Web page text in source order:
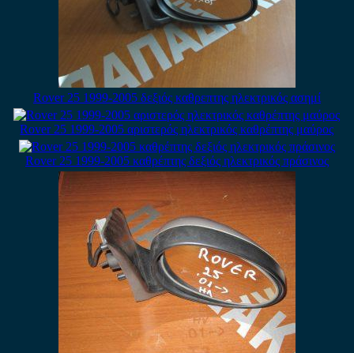
Rover 25 1999-2005 δεξιός καθρεπτης ηλεκτρικός ασημί
Rover 25 1999-2005 αριστερός ηλεκτρικός καθρέπτης μαύρος
Rover 25 1999-2005 καθρέπτης δεξιός ηλεκτρικός πράσινος